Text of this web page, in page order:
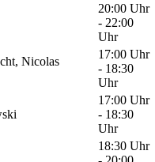
20:00 Uhr
- 22:00
Uhr
Nicolas
17:00 Uhr
- 18:30
Uhr
17:00 Uhr
- 18:30
Uhr
18:30 Uhr